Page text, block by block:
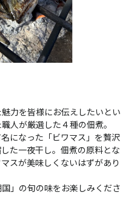
力を皆様にお伝えしたいとい
人が厳選した４種の佃煮。
になった「ビワマス」を贅沢
た一夜干し。佃煮の原料とな
スが美味しくないはずがあり
」の旬の味をお楽しみくださ